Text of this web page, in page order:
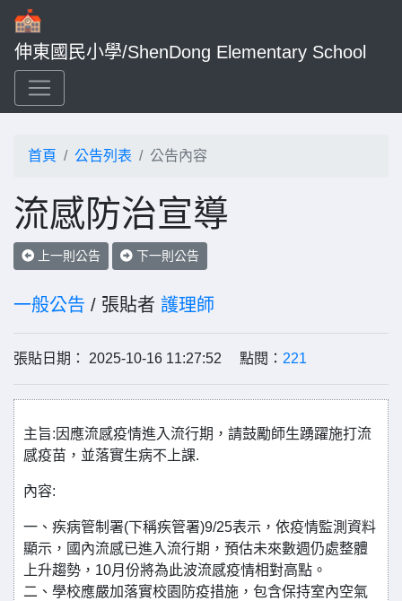
伸東國民小學/ShenDong Elementary School
首頁 公告列表 公告內容
流感防治宣導
上一則公告 下一則公告
一般公告 / 張貼者 護理師
張貼日期： 2025-10-16 11:27:52 點閱： 221
主旨:因應流感疫情進入流行期，請鼓勵師生踴躍施打流
感疫苗，並落實生病不上課.
內容:
一、疾病管制署(下稱疾管署)9/25表示，依疫情監測資料
顯示，國內流感已進入流行期，預估未來數週仍處整體
上升趨勢，10月份將為此波流感疫情相對高點。
二、學校應嚴加落實校園防疫措施，包含保持室內空氣